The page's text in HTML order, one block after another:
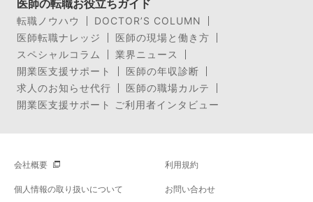
医師の転職お役立ちガイド
転職ノウハウ
DOCTOR’S COLUMN
医師転職ナレッジ
医師の現場と働き方
スペシャルコラム
業界ニュース
開業医支援サポート
医師の年収診断
求人のお知らせ代行
医師の職場カルテ
開業医支援サポート ご利用者インタビュー
会社概要 利用規約
個人情報の取り扱いについて お問い合わせ